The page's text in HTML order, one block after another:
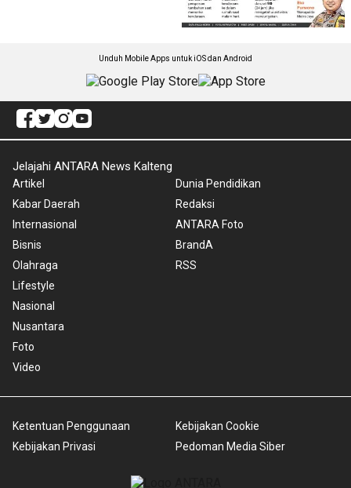
Unduh Mobile Apps untuk iOS dan Android
Jelajahi ANTARA News Kalteng
Artikel
Kabar Daerah
Internasional
Bisnis
Olahraga
Lifestyle
Nasional
Nusantara
Foto
Video
Dunia Pendidikan
Redaksi
ANTARA Foto
BrandA
RSS
Ketentuan Penggunaan
Kebijakan Privasi
Kebijakan Cookie
Pedoman Media Siber